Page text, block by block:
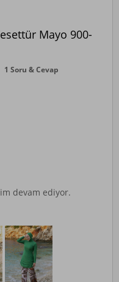
Mayo 900-
1 Soru & Cevap
devam ediyor.